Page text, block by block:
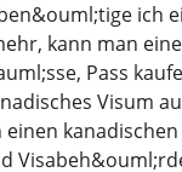
ich
kann man
Pass
Visum